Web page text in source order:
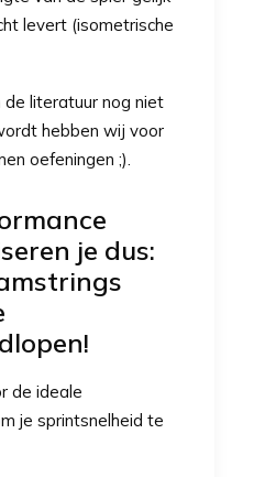
levert (isometrische
literatuur nog niet
hebben wij voor
oefeningen ;).
je dus:
de ideale
je sprintsnelheid te